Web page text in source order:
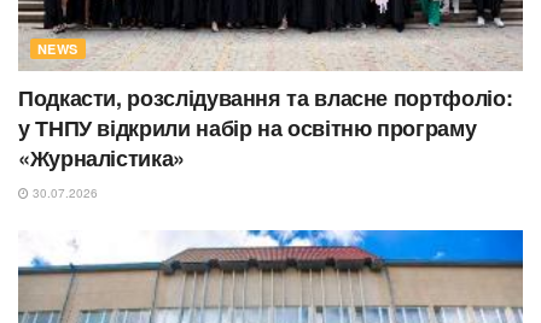
NEWS
Подкасти, розслідування та власне портфоліо:
у ТНПУ відкрили набір на освітню програму
«Журналістика»
30.07.2026